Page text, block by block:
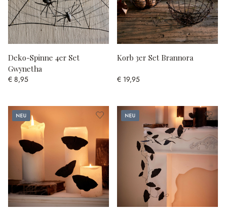
Deko-Spinne 4er Set
Gwynetha
€ 8,95
Korb 3er Set Brannora
€ 19,95
Neu Neu